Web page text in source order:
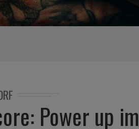
Power up im